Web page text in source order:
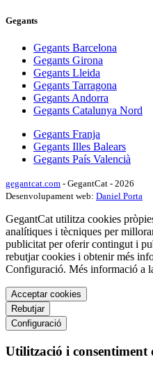
Gegants
Gegants Barcelona
Gegants Girona
Gegants Lleida
Gegants Tarragona
Gegants Andorra
Gegants Catalunya Nord
Gegants Franja
Gegants Illes Balears
Gegants País Valencià
gegantcat.com - GegantCat - 2026
Desenvolupament web: Daniel Porta
GegantCat utilitza cookies
analítiques i tècniques per
publicitat per oferir contingut i
rebutjar cookies i obtenir més
Configuració. Més informació a
Acceptar cookies
Rebutjar
Configuració
Utilització i consentiment